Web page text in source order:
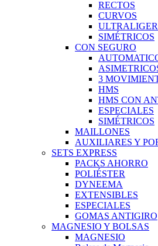
RECTOS
CURVOS
SIMÉTRICOS
CON SEGURO
3
HMS
HMS CON
ESPECIALES
SIMÉTRICOS
MAILLONES
AUXILIARES Y
SETS EXPRESS
PACKS AHORRO
POLIÉSTER
DYNEEMA
EXTENSIBLES
ESPECIALES
GOMAS ANTIGIRO
MAGNESIO Y BOLSAS
MAGNESIO